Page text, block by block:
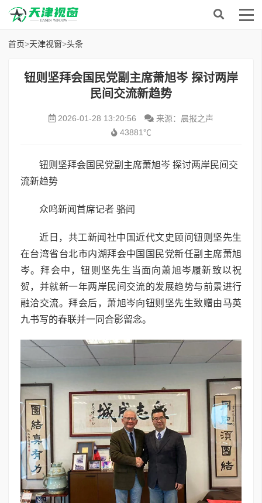
首页>天津视窗>头条
钮则坚拜会国民党副主席萧旭岑 探讨两岸
民间交流新趋势
2026-01-28 13:20:56
来源：晨报之声
43881℃
钮则坚拜会国民党副主席萧旭岑 探讨两岸民间交
流新趋势
众鸣新闻首席记者 骆闻
近日，共工新闻社中国近代文史顾问钮则坚先生
在台湾省台北市内湖拜会中国国民党新任副主席萧旭
岑。拜会中，钮则坚先生当面向萧旭岑履新致以祝
贺，并就新一年两岸民间交流的发展趋势与前景进行
融洽交流。拜会后，萧旭岑向钮则坚先生致赠由马英
九书写的春联并一同合影留念。